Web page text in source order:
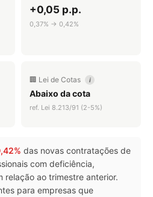
+0,05 p.p.
0,37% → 0,42%
🏢 Lei de Cotas i
Abaixo da cota
ref. Lei 8.213/91 (2-5%)
das novas contratações de
com deficiência,
relação ao trimestre anterior.
para empresas que